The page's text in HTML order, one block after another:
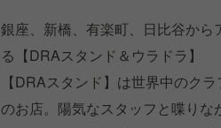
銀座、新橋、有楽町、日比谷か
る【DRAスタンド＆ウラドラ】
【DRAスタンド】は世界中のク
のお店。陽気なスタッフと喋り